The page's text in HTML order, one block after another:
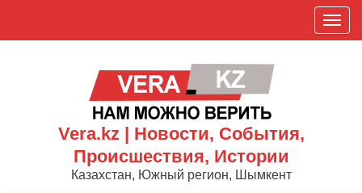
П
о
Vera.kz | Новости, События,
Происшествия, Истории
Казахстан, Южный регион, Шымкент